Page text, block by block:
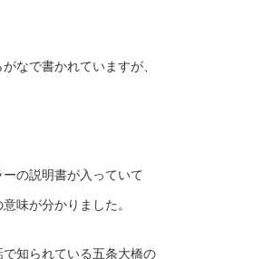
なで書かれていますが、
の説明書が入っていて
味が分かりました。
知られている五条大橋の